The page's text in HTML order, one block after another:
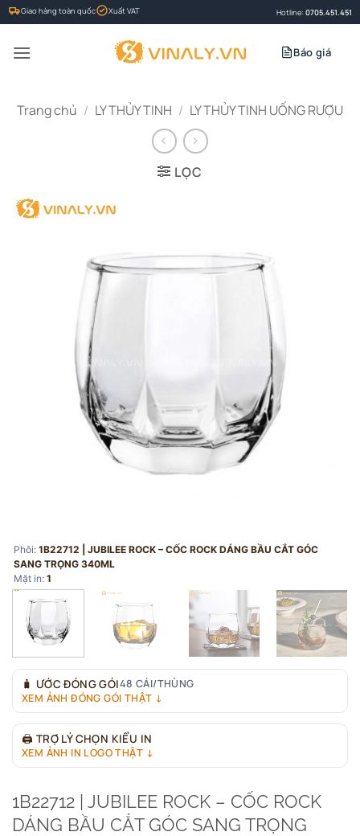
Bỏ
qua
nội
Giao hàng toàn quốc Xuất VAT Hotline: 0705.451.451
Báo giá
Trang chủ / LY THỦY TINH / LY THỦY TINH UỐNG RƯỢU
LỌC
Phôi: 1B22712 | JUBILEE ROCK – CỐC ROCK DÁNG BẦU CẮT GÓC
SANG TRỌNG 340ML
Mặt in: 1
🧳 ƯỚC ĐÓNG GÓI48 CÁI/THÙNG
XEM ẢNH ĐÓNG GÓI THẬT ↓
🖨 TRỢ LÝ CHỌN KIỂU IN
XEM ẢNH IN LOGO THẬT ↓
1B22712 | JUBILEE ROCK – CỐC ROCK
DÁNG BẦU CẮT GÓC SANG TRỌNG